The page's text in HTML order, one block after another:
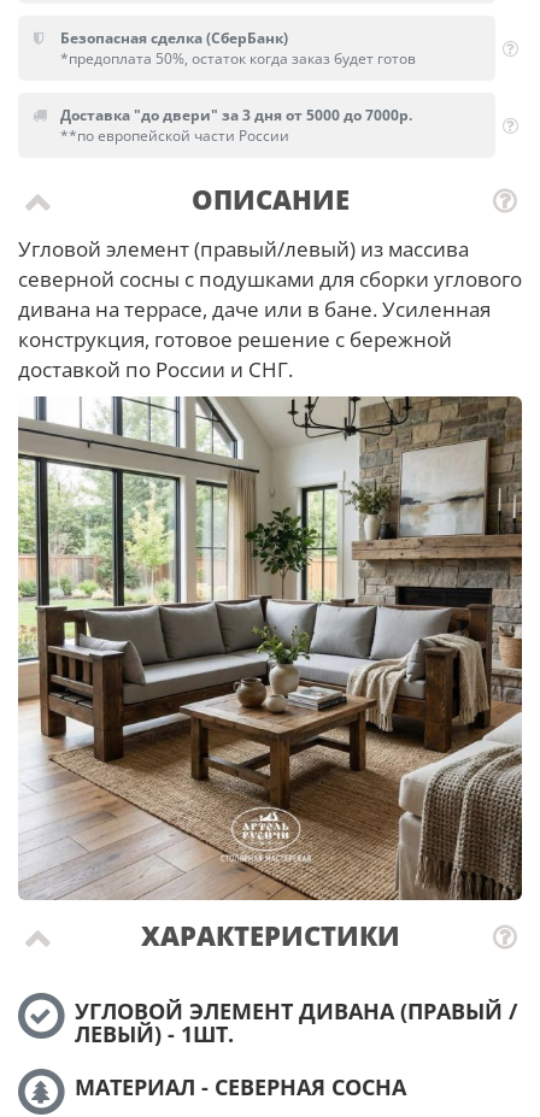
Безопасная сделка (СберБанк)
*предоплата 50%, остаток когда заказ будет готов
Доставка "до двери" за 3 дня от 5000 до 7000р.
**по европейской части России
ОПИСАНИЕ
Угловой элемент (правый/левый) из массива
северной сосны с подушками для сборки углового
дивана на террасе, даче или в бане. Усиленная
конструкция, готовое решение с бережной
доставкой по России и СНГ.
ХАРАКТЕРИСТИКИ
УГЛОВОЙ ЭЛЕМЕНТ ДИВАНА (ПРАВЫЙ /
ЛЕВЫЙ) - 1ШТ.
МАТЕРИАЛ - СЕВЕРНАЯ СОСНА